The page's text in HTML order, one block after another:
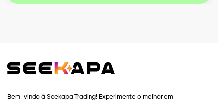
Bem-vindo à Seekapa Trading! Experimente o melhor em